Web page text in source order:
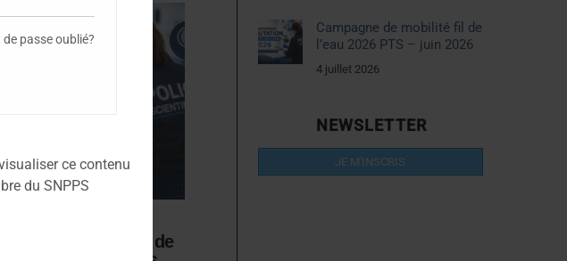
de passe oublié?
ce contenu
du SNPPS
de mobilité fil de
Campagne de mobilité fil de
l’eau 2026 PTS – juin 2026
4 juillet 2026
NEWSLETTER
JE M'INSCRIS